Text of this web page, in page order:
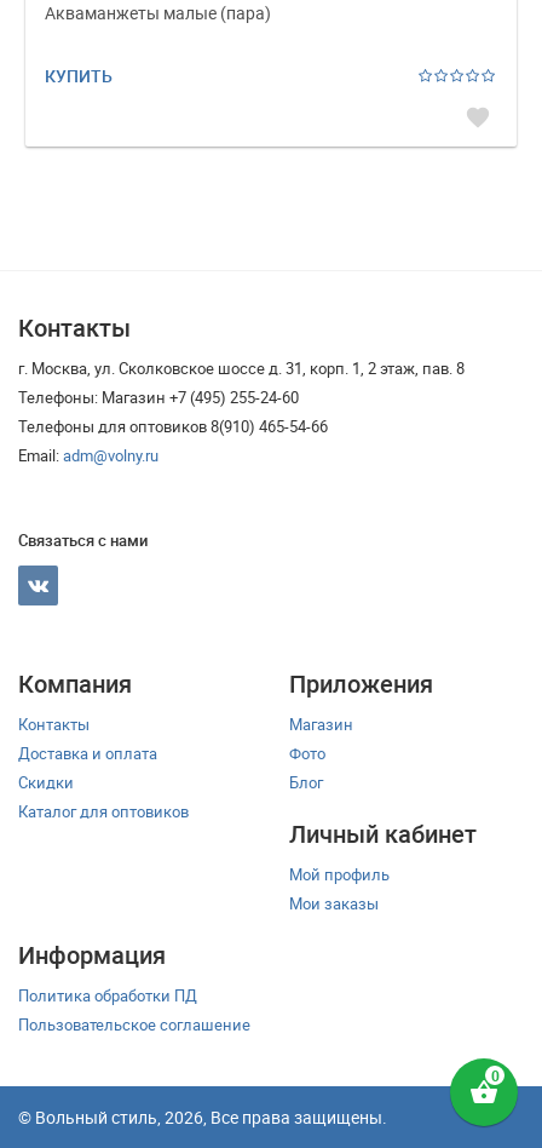
shopping_basket
Акваманжеты малые (пара)
КУПИТЬ
favorite
Контакты
г. Москва, ул. Сколковское шоссе д. 31, корп. 1, 2 этаж, пав. 8
Телефоны: Магазин +7 (495) 255-24-60
Телефоны для оптовиков 8(910) 465-54-66
Email:adm@volny.ru
Связаться с нами
Компания
Контакты
Доставка и оплата
Скидки
Каталог для оптовиков
Приложения
Магазин
Фото
Блог
Личный кабинет
Мой профиль
Мои заказы
Информация
Политика обработки ПД
Пользовательское соглашение
© Вольный стиль, 2026, Все права защищены.